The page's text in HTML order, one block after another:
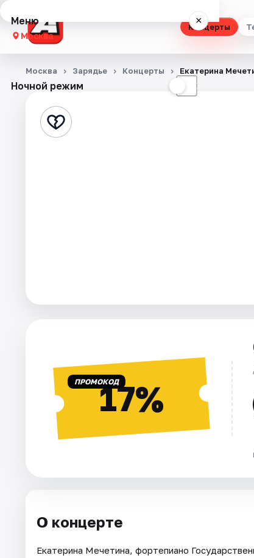
Концерты
Меню ×
Москва
Концерты
Стендап
Города
Рейтинги
Ночной режим ☾
Москва Зарядье Концерты Екатерина
ПРОМОКОД17%
О концерте
Екатерина Мечетина, фортепиано